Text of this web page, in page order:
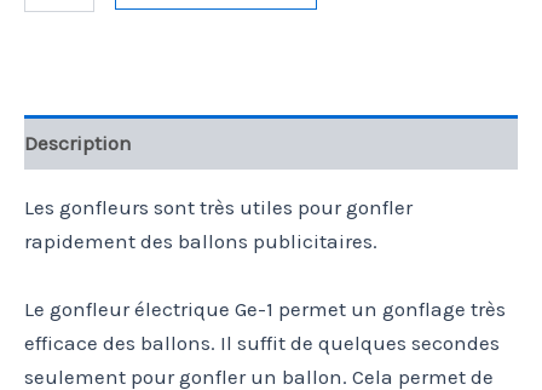
Description
Les gonfleurs sont très utiles pour gonfler
rapidement des ballons publicitaires.
Le gonfleur électrique Ge-1 permet un gonflage très
efficace des ballons. Il suffit de quelques secondes
seulement pour gonfler un ballon. Cela permet de